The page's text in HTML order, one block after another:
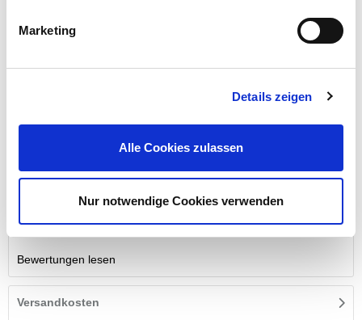
Marketing
Details zeigen
Alle Cookies zulassen
Nur notwendige Cookies verwenden
Rundbügelschloss Gera 42 von ISEO, schweres, sicheres
mehr
Bewertungen lesen
Versandkosten